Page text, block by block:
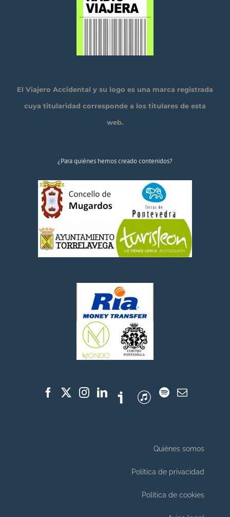
El Viajero Accidental y su logo es una marca registrada
cuya titularidad corresponde a los titulares de esta
web.
¿Para quiénes hemos creado contenidos?
Quiénes somos
Política de privacidad
Política de cookies